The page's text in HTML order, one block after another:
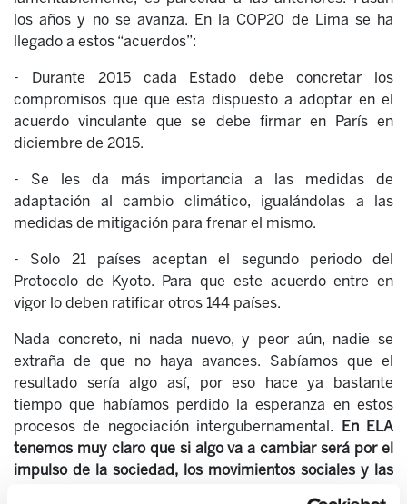
los años y no se avanza. En la COP20 de Lima se ha
llegado a estos “acuerdos”:
- Durante 2015 cada Estado debe concretar los
compromisos que que esta dispuesto a adoptar en el
acuerdo vinculante que se debe firmar en París en
diciembre de 2015.
- Se les da más importancia a las medidas de
adaptación al cambio climático, igualándolas a las
medidas de mitigación para frenar el mismo.
- Solo 21 países aceptan el segundo periodo del
Protocolo de Kyoto. Para que este acuerdo entre en
vigor lo deben ratificar otros 144 países.
Nada concreto, ni nada nuevo, y peor aún, nadie se
extraña de que no haya avances. Sabíamos que el
resultado sería algo así, por eso hace ya bastante
tiempo que habíamos perdido la esperanza en estos
procesos de negociación intergubernamental. En ELA
tenemos muy claro que si algo va a cambiar será por el
impulso de la sociedad, los movimientos sociales y las